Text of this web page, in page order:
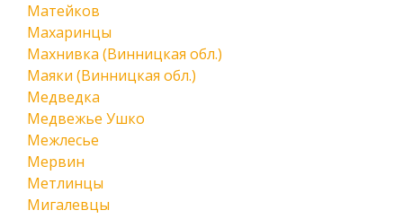
Матейков
Махаринцы
Махнивка (Винницкая обл.)
Маяки (Винницкая обл.)
Медведка
Медвежье Ушко
Межлесье
Мервин
Метлинцы
Мигалевцы